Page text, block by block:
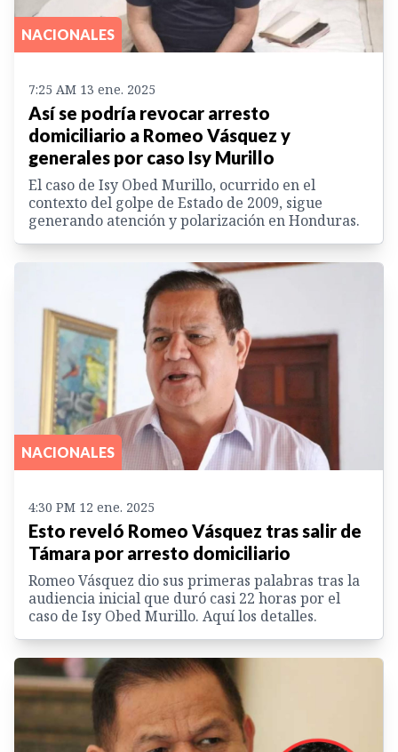
NACIONALES
7:25 AM 13 ene. 2025
Así se podría revocar arresto
domiciliario a Romeo Vásquez y
generales por caso Isy Murillo
El caso de Isy Obed Murillo, ocurrido en el
contexto del golpe de Estado de 2009, sigue
generando atención y polarización en Honduras.
NACIONALES
4:30 PM 12 ene. 2025
Esto reveló Romeo Vásquez tras salir de
Támara por arresto domiciliario
Romeo Vásquez dio sus primeras palabras tras la
audiencia inicial que duró casi 22 horas por el
caso de Isy Obed Murillo. Aquí los detalles.